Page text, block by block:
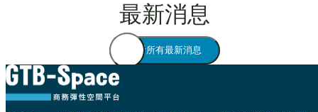
最新消息
查看所有最新消息